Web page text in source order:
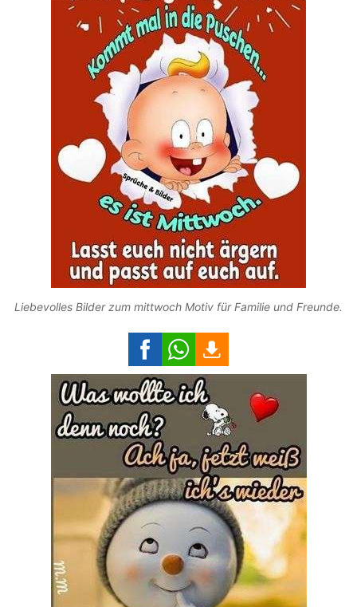
Liebevolles Bilder zum mittwoch Motiv für Familie und Freunde.